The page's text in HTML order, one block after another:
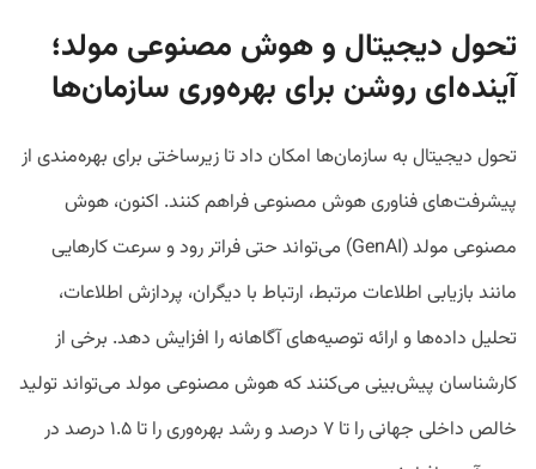
تحول دیجیتال و هوش مصنوعی مولد؛
آینده‌ای روشن برای بهره‌وری سازمان‌ها
تحول دیجیتال به سازمان‌ها امکان داد تا زیرساختی برای بهره‌مندی از
پیشرفت‌های فناوری هوش مصنوعی فراهم کنند. اکنون، هوش
مصنوعی مولد (GenAI) می‌تواند حتی فراتر رود و سرعت کارهایی
مانند بازیابی اطلاعات مرتبط، ارتباط با دیگران، پردازش اطلاعات،
تحلیل داده‌ها و ارائه توصیه‌های آگاهانه را افزایش دهد. برخی از
کارشناسان پیش‌بینی می‌کنند که هوش مصنوعی مولد می‌تواند تولید
خالص داخلی جهانی را تا ۷ درصد و رشد بهره‌وری را تا ۱.۵ درصد در